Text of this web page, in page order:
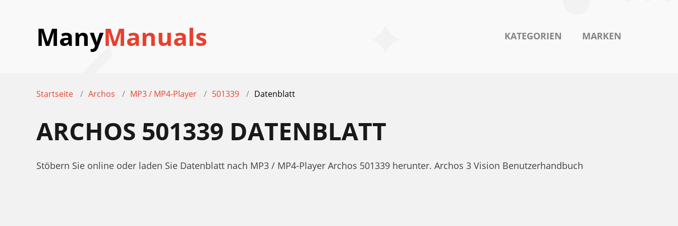
ManyManuals KATEGORIEN MARKEN
Startseite Archos MP3 / MP4-Player 501339 Datenblatt
ARCHOS 501339 DATENBLATT
Stöbern Sie online oder laden Sie Datenblatt nach MP3 / MP4-Player Archos 501339 herunter. Archos 3 Vision Benutzerhandbuch